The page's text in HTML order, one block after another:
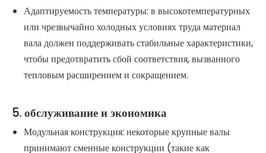
Адаптируемость температуры: в высокотемпературных
или чрезвычайно холодных условиях труда материал
вала должен поддерживать стабильные характеристики,
чтобы предотвратить сбой соответствия, вызванного
тепловым расширением и сокращением.
5. обслуживание и экономика
Модульная конструкция: некоторые крупные валы
принимают сменные конструкции (такие как